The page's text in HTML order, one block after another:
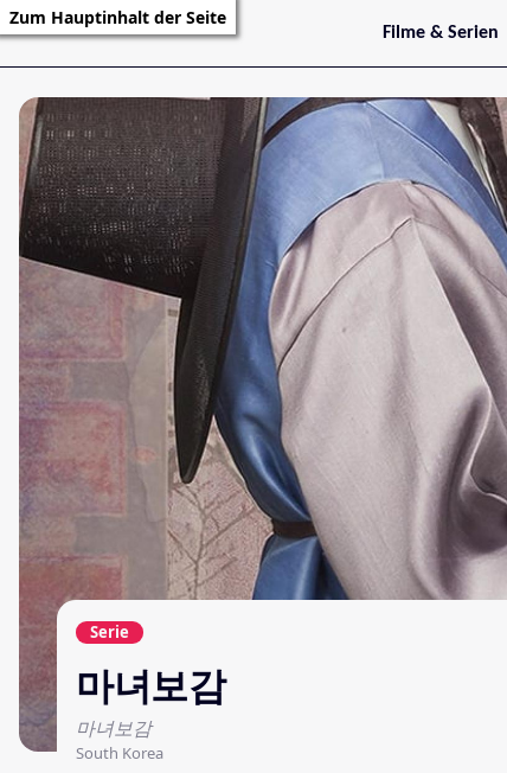
Zum Hauptinhalt der Seite
Filme & Serien
Trailer
Filmarchiv
Serienarchiv
Serie
마녀보감
마녀보감
South Korea